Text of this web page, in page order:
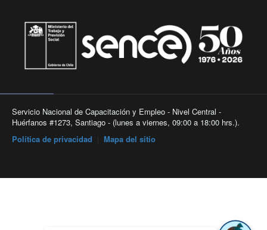
Servicio Nacional de Capacitación y Empleo - Nivel Central -
Huérfanos #1273, Santiago - (lunes a viernes, 09:00 a 18:00 hrs.).
Política de privacidad
Mapa del sitio